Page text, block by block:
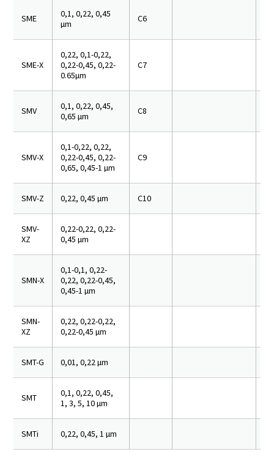
SME
0,1, 0,22, 0,45
µm
C6
SME-X
0,22, 0,1-0,22,
0,22-0,45, 0,22-
0.65µm
C7
SMV
0,1, 0,22, 0,45,
0,65 µm
C8
SMV-X
0,1-0,22, 0,22,
0,22-0,45, 0,22-
0,65, 0,45-1 µm
C9
SMV-Z 0,22, 0,45 µm C10
SMV-
XZ
0,22-0,22, 0,22-
0,45 µm
SMN-X
0,1-0,1, 0,22-
0,22, 0,22-0,45,
0,45-1 µm
SMN-
XZ
0,22, 0,22-0,22,
0,22-0,45 µm
SMT-G 0,01, 0,22 µm
SMT
0,1, 0,22, 0,45,
1, 3, 5, 10 µm
SMTi 0,22, 0,45, 1 µm